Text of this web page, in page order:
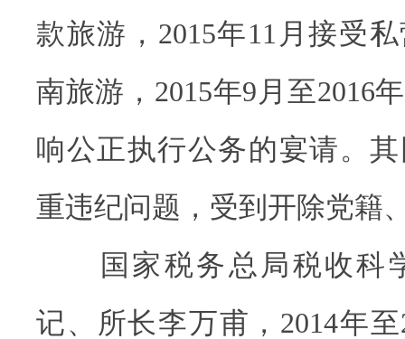
款旅游，2015年11月接受
南旅游，2015年9月至2016
响公正执行公务的宴请。
重违纪问题，受到开除党籍
国家税务总局税收科
记、所长李万甫，2014年